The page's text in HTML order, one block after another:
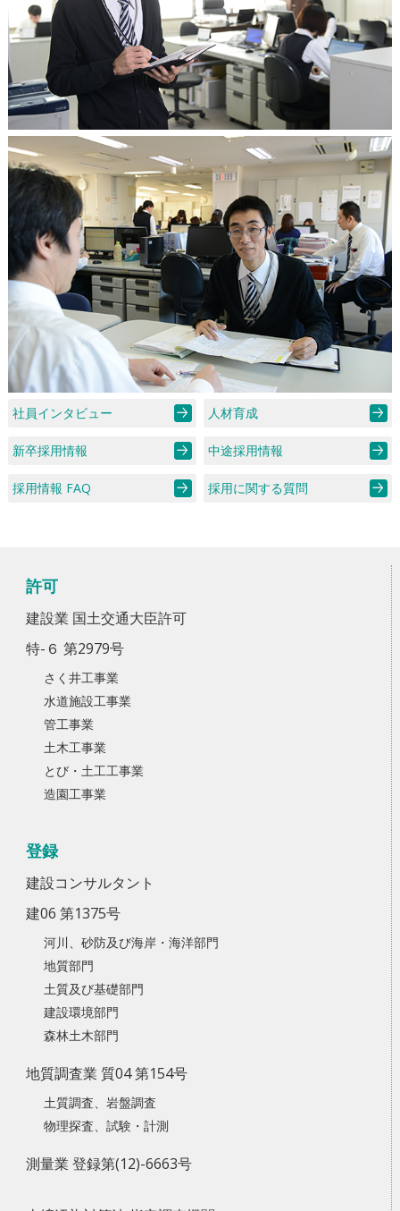
社員インタビュー 人材育成
新卒採用情報 中途採用情報
採用情報 FAQ 採用に関する質問
許可
建設業 国土交通大臣許可
特-６ 第2979号
さく井工事業
水道施設工事業
管工事業
土木工事業
とび・土工工事業
造園工事業
登録
建設コンサルタント
建06 第1375号
河川、砂防及び海岸・海洋部門
地質部門
土質及び基礎部門
建設環境部門
森林土木部門
地質調査業 質04 第154号
土質調査、岩盤調査
物理探査、試験・計測
測量業 登録第(12)-6663号